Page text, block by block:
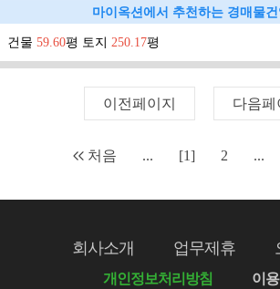
마이옥션에서 추천하는 경매물
건물 59.60평 토지 250.17평
이전페이지 다음페
처음 ... [1] 2 ...
회사소개 업무제휴
개인정보처리방침 이